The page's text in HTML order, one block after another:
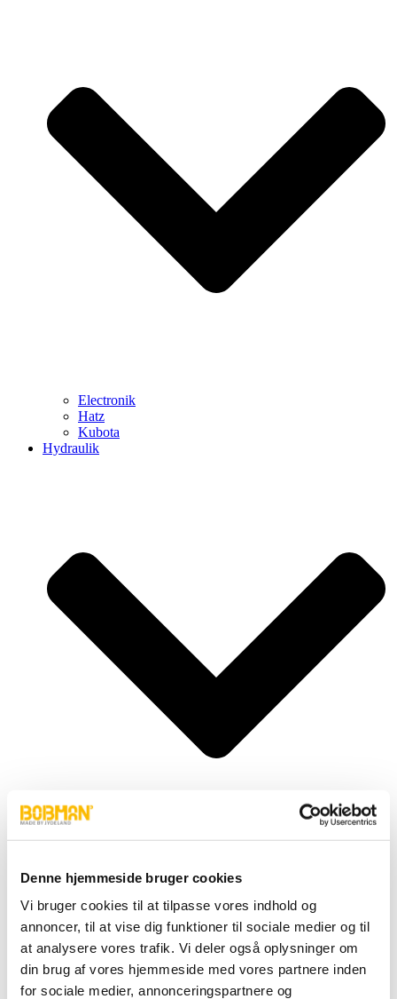
Denne hjemmeside bruger cookies
Vi bruger cookies til at tilpasse vores indhold og
annoncer, til at vise dig funktioner til sociale medier og til
at analysere vores trafik. Vi deler også oplysninger om
din brug af vores hjemmeside med vores partnere inden
for sociale medier, annonceringspartnere og
Electronik
Hatz
Kubota
Hydraulik
Fittings
Motor
Pumper
Slanger
Ventiler
Hjul & Dæk
Elektronik & Transmission
Karosseri & Beslag mm.